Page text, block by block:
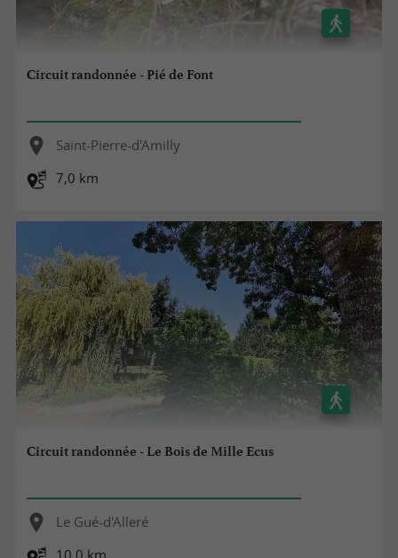
Circuit randonnée - Pié de Font
Saint-Pierre-d'Amilly
7,0 km
Circuit randonnée - Le Bois de Mille Ecus
Le Gué-d'Alleré
10,0 km